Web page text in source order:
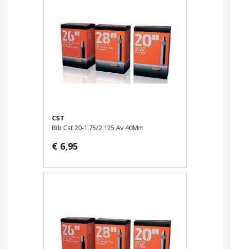
CST
Bib Cst 20-1.75/2.125 Av 40Mm
€ 6,95